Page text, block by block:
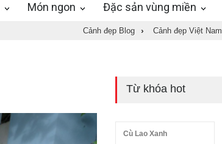
Món ngon Đặc sản vùng miền
Cảnh đẹp Blog › Cảnh đẹp Việt Nam
Từ khóa hot
Cù Lao Xanh